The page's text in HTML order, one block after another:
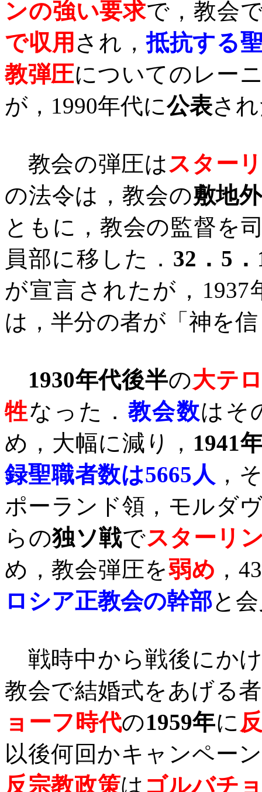
ンの強い要求で，教会
で収用 され，抵抗する
教弾圧についてのレー
が， 1990年代に公表さ
教会の弾圧はスター
の法令は，教会の敷地
ともに，教会の監督を
員部に移した． 32 ． 5 ．
が宣言されたが， 1937
は，半分の者が「神を
1930年代後半の大テ
牲なった．教会数はそ
め，大幅に減り， 1941
録聖職者数は5665 人 ，
ポーランド領，モルダ
らの独ソ戦でスターリ
め，教会弾圧を弱め ，43
ロシア正教会の幹部と
戦時中から戦後にか
教会で結婚式をあげる
ョーフ時代の1959年に
以後何回かキャンペー
反宗教政策は ゴルバチ